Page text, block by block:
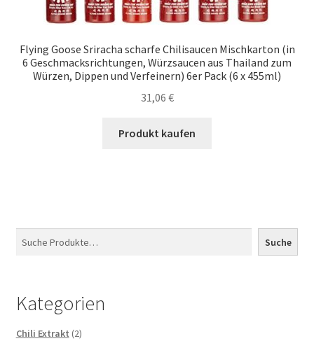
Flying Goose Sriracha scharfe Chilisaucen Mischkarton (in
6 Geschmacksrichtungen, Würzsaucen aus Thailand zum
Würzen, Dippen und Verfeinern) 6er Pack (6 x 455ml)
31,06 €
Produkt kaufen
Suche
Kategorien
Chili Extrakt 22